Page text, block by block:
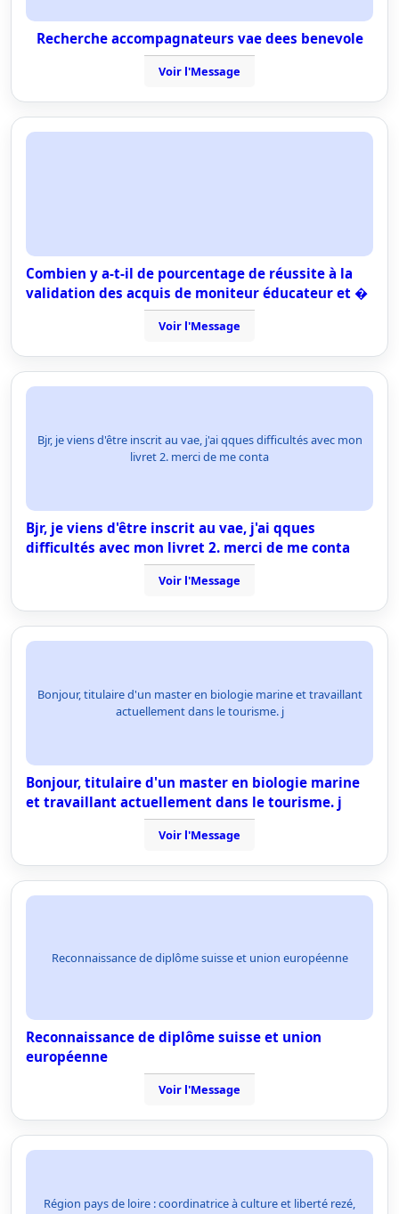
Recherche accompagnateurs vae dees benevole
Voir l'Message
Combien y a-t-il de pourcentage de réussite à la
validation des acquis de moniteur éducateur et �
Voir l'Message
Bjr, je viens d'être inscrit au vae, j'ai qques difficultés avec mon
livret 2. merci de me conta
Bjr, je viens d'être inscrit au vae, j'ai qques
difficultés avec mon livret 2. merci de me conta
Voir l'Message
Bonjour, titulaire d'un master en biologie marine et travaillant
actuellement dans le tourisme. j
Bonjour, titulaire d'un master en biologie marine
et travaillant actuellement dans le tourisme. j
Voir l'Message
Reconnaissance de diplôme suisse et union européenne
Reconnaissance de diplôme suisse et union
européenne
Voir l'Message
Région pays de loire : coordinatrice à culture et liberté rezé,